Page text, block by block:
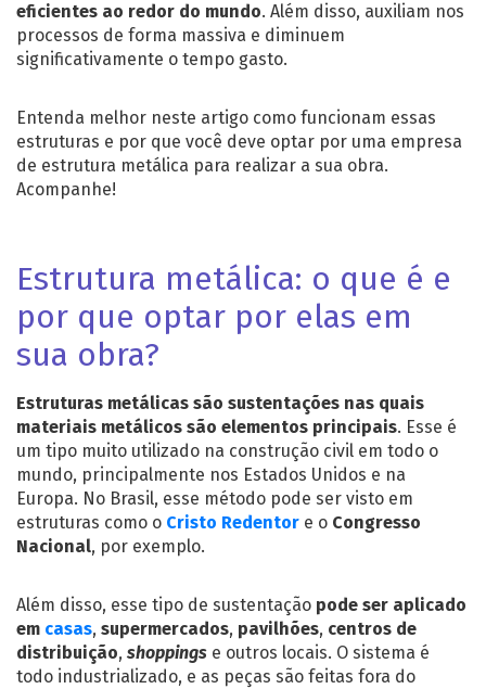
eficientes ao redor do mundo. Além disso, auxiliam nos
processos de forma massiva e diminuem
significativamente o tempo gasto.
Entenda melhor neste artigo como funcionam essas
estruturas e por que você deve optar por uma empresa
de estrutura metálica para realizar a sua obra.
Acompanhe!
Estrutura metálica: o que é e
por que optar por elas em
sua obra?
Estruturas metálicas são sustentações nas quais
materiais metálicos são elementos principais. Esse é
um tipo muito utilizado na construção civil em todo o
mundo, principalmente nos Estados Unidos e na
Europa. No Brasil, esse método pode ser visto em
estruturas como o Cristo Redentor e o Congresso
Nacional, por exemplo.
Além disso, esse tipo de sustentação pode ser aplicado
em casas, supermercados, pavilhões, centros de
distribuição, shoppings e outros locais. O sistema é
todo industrializado, e as peças são feitas fora do